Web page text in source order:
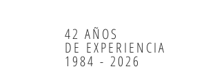
42 AÑOS
DE EXPERIENCIA
1984 - 2026